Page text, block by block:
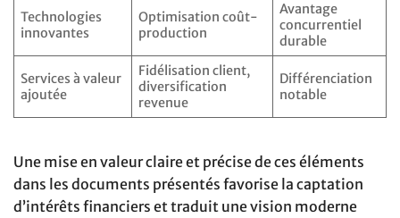
Technologies
innovantes
Optimisation coût-
production
Avantage
concurrentiel
durable
Services à valeur
ajoutée
Fidélisation client,
diversification
revenue
Différenciation
notable
Une mise en valeur claire et précise de ces éléments
dans les documents présentés favorise la captation
d’intérêts financiers et traduit une vision moderne